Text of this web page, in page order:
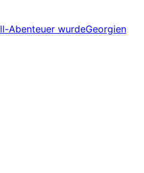
Georgien
Abenteuer wurde